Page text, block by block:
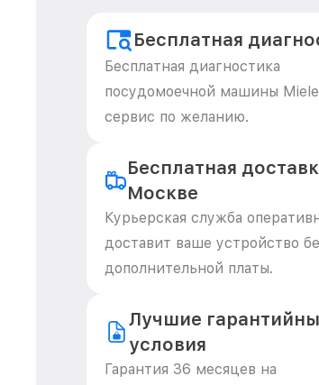
Бесплатная
Бесплатная диагностика
посудомоечной машины
сервис по желанию.
Бесплатная
Москве
Курьерская служба
доставит ваше устройство
дополнительной платы.
Лучшие
условия
Гарантия 36 месяцев на